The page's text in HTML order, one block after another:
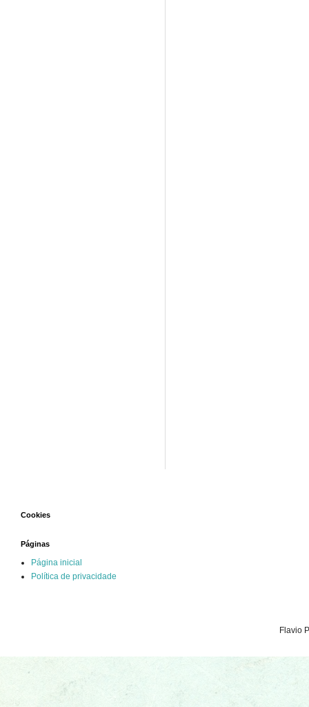
Cookies
Páginas
Página inicial
Política de privacidade
Flavio